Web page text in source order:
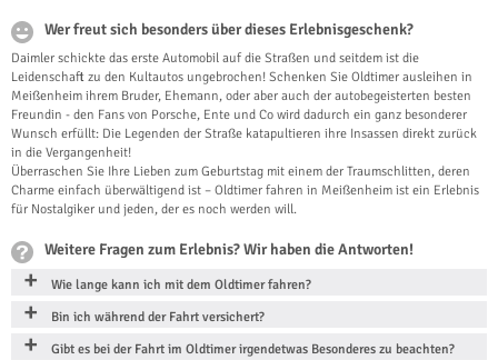
Wer freut sich besonders über dieses Erlebnisgeschenk?
Daimler schickte das erste Automobil auf die Straßen und seitdem ist die
Leidenschaft zu den Kultautos ungebrochen! Schenken Sie Oldtimer ausleihen in
Meißenheim ihrem Bruder, Ehemann, oder aber auch der autobegeisterten besten
Freundin - den Fans von Porsche, Ente und Co wird dadurch ein ganz besonderer
Wunsch erfüllt: Die Legenden der Straße katapultieren ihre Insassen direkt zurück
in die Vergangenheit!
Überraschen Sie Ihre Lieben zum Geburtstag mit einem der Traumschlitten, deren
Charme einfach überwältigend ist – Oldtimer fahren in Meißenheim ist ein Erlebnis
für Nostalgiker und jeden, der es noch werden will.
Weitere Fragen zum Erlebnis? Wir haben die Antworten!
Wie lange kann ich mit dem Oldtimer fahren?
Bin ich während der Fahrt versichert?
Gibt es bei der Fahrt im Oldtimer irgendetwas Besonderes zu beachten?